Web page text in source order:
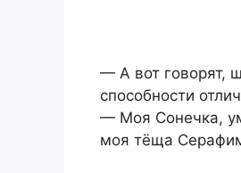
— А вот говорят,
способности
— Моя Сонечка,
моя тёща